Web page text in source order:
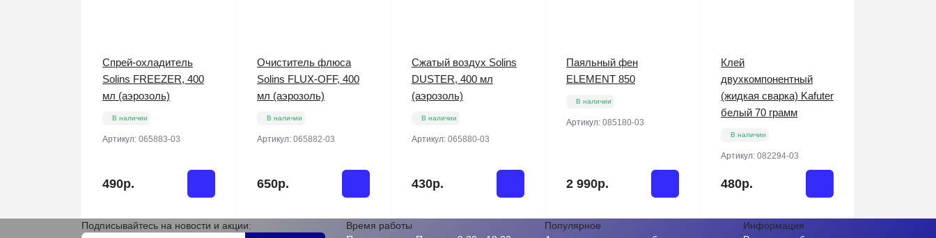
Спрей-охладитель
Solins FREEZER, 400
мл (аэрозоль)
В наличии
Артикул: 065883-03
490р.
Очиститель флюса
Solins FLUX-OFF, 400
мл (аэрозоль)
В наличии
Артикул: 065882-03
650р.
Сжатый воздух Solins
DUSTER, 400 мл
(аэрозоль)
В наличии
Артикул: 065880-03
430р.
Паяльный фен
ELEMENT 850
В наличии
Артикул: 085180-03
2 990р.
Клей
двухкомпонентный
(жидкая сварка) Kafuter
белый 70 грамм
В наличии
Артикул: 082294-03
480р.
Подписывайтесь на новости и акции:
Время работы
Популярное
Информация